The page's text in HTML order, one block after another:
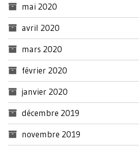
mai 2020
avril 2020
mars 2020
février 2020
janvier 2020
décembre 2019
novembre 2019